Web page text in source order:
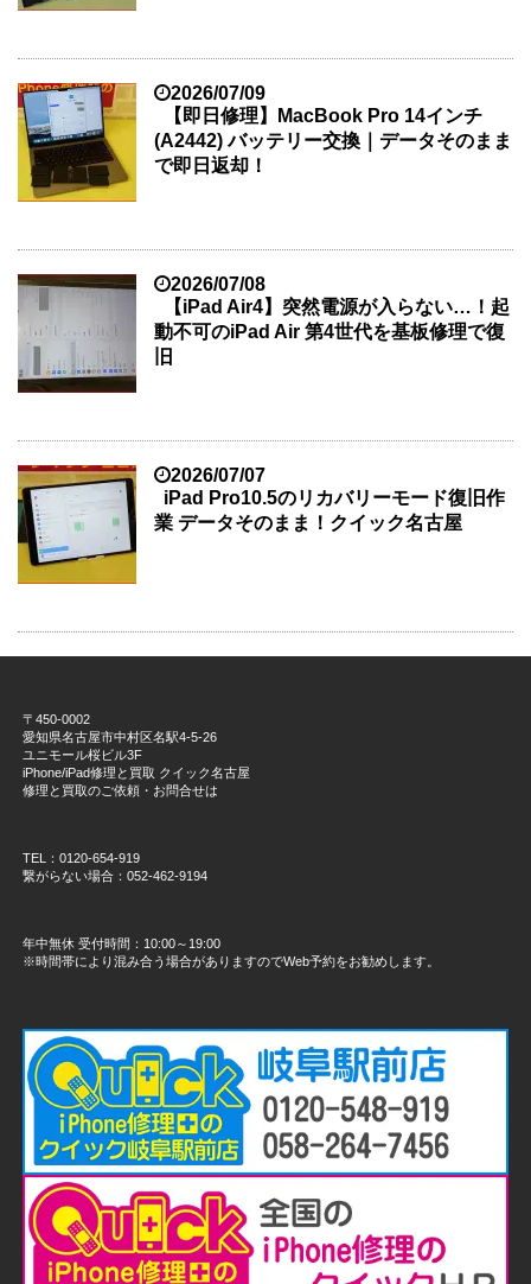
2026/07/09
【即日修理】MacBook Pro 14インチ
(A2442) バッテリー交換｜データそのまま
で即日返却！
2026/07/08
【iPad Air4】突然電源が入らない…！起
動不可のiPad Air 第4世代を基板修理で復
旧
2026/07/07
iPad Pro10.5のリカバリーモード復旧作
業 データそのまま！クイック名古屋
〒450-0002
愛知県名古屋市中村区名駅4-5-26
ユニモール桜ビル3F
iPhone/iPad修理と買取 クイック名古屋
修理と買取のご依頼・お問合せは
TEL：0120-654-919
繋がらない場合：052-462-9194
年中無休 受付時間：10:00～19:00
※時間帯により混み合う場合がありますのでWeb予約をお勧めします。